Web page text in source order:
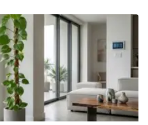
al. "El colesterol HDL:¿ un nuevo
manejo de las dislipidemias y la
médica de Chile
133.7 (2005):
and E. Alonso-Aperte.
relacionadas y estilos de vida en
estudio SÉNECA."Nutricion